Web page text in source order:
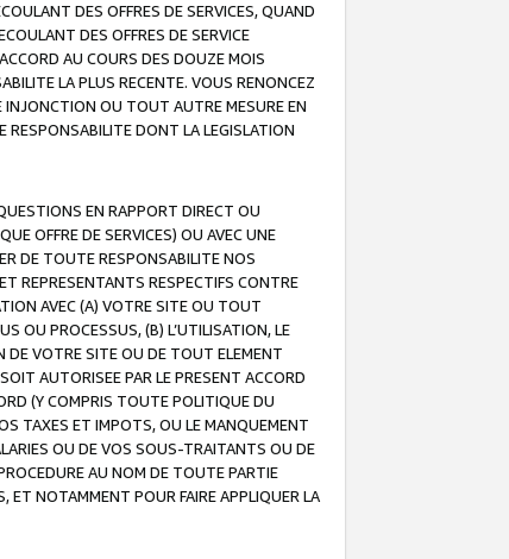
DES OFFRES DE SERVICES, QUAND
DES OFFRES DE SERVICE
AU COURS DES DOUZE MOIS
LA PLUS RECENTE. VOUS RENONCEZ
INJONCTION OU TOUT AUTRE MESURE EN
RESPONSABILITE DONT LA LEGISLATION
EN RAPPORT DIRECT OU
OFFRE DE SERVICES) OU AVEC UNE
DE TOUTE RESPONSABILITE NOS
REPRESENTANTS RESPECTIFS CONTRE
AVEC (A) VOTRE SITE OU TOUT
OU PROCESSUS, (B) L’UTILISATION, LE
DE VOTRE SITE OU DE TOUT ELEMENT
AUTORISEE PAR LE PRESENT ACCORD
(Y COMPRIS TOUTE POLITIQUE DU
TAXES ET IMPOTS, OU LE MANQUEMENT
OU DE VOS SOUS-TRAITANTS OU DE
AU NOM DE TOUTE PARTIE
ET NOTAMMENT POUR FAIRE APPLIQUER LA